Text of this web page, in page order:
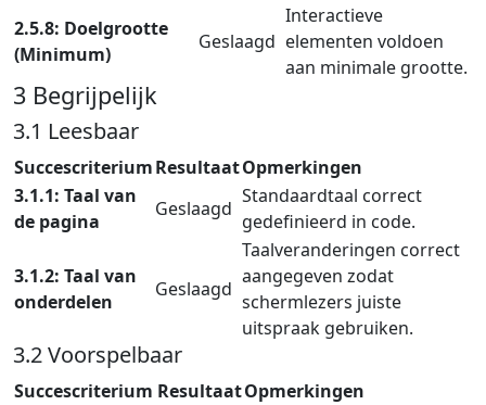
2.5.8: Doelgrootte
(Minimum)
Geslaagd
Interactieve
elementen voldoen
aan minimale grootte.
3 Begrijpelijk
3.1 Leesbaar
SuccescriteriumResultaatOpmerkingen
3.1.1: Taal van
de pagina
Geslaagd
Standaardtaal correct
gedefinieerd in code.
3.1.2: Taal van
onderdelen
Geslaagd
Taalveranderingen correct
aangegeven zodat
schermlezers juiste
uitspraak gebruiken.
3.2 Voorspelbaar
Succescriterium ResultaatOpmerkingen